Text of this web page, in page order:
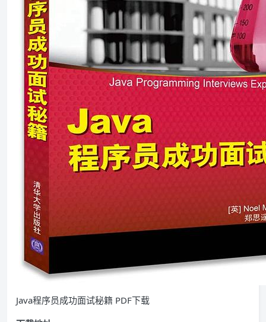
Java程序员成功面试秘籍 PDF下载